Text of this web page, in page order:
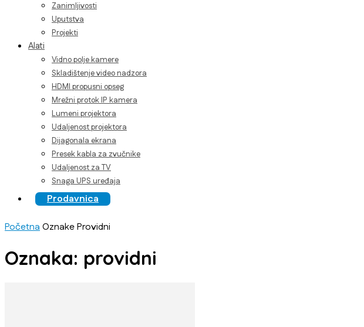
Zanimljivosti
Uputstva
Projekti
Alati
Vidno polje kamere
Skladištenje video nadzora
HDMI propusni opseg
Mrežni protok IP kamera
Lumeni projektora
Udaljenost projektora
Dijagonala ekrana
Presek kabla za zvučnike
Udaljenost za TV
Snaga UPS uređaja
Prodavnica
PočetnaOznakeProvidni
Oznaka: providni